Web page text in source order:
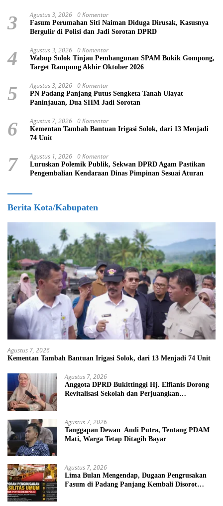
3 Agustus 3, 2026 0 Komentar
Fasum Perumahan Siti Naiman Diduga Dirusak, Kasusnya
Bergulir di Polisi dan Jadi Sorotan DPRD
4 Agustus 3, 2026 0 Komentar
Wabup Solok Tinjau Pembangunan SPAM Bukik Gompong,
Target Rampung Akhir Oktober 2026
5 Agustus 3, 2026 0 Komentar
PN Padang Panjang Putus Sengketa Tanah Ulayat
Paninjauan, Dua SHM Jadi Sorotan
6 Agustus 7, 2026 0 Komentar
Kementan Tambah Bantuan Irigasi Solok, dari 13 Menjadi
74 Unit
7 Agustus 1, 2026 0 Komentar
Luruskan Polemik Publik, Sekwan DPRD Agam Pastikan
Pengembalian Kendaraan Dinas Pimpinan Sesuai Aturan
Berita Kota/Kabupaten
Agustus 7, 2026
Kementan Tambah Bantuan Irigasi Solok, dari 13 Menjadi 74 Unit
Agustus 7, 2026
Anggota DPRD Bukittinggi Hj. Elfianis Dorong
Revitalisasi Sekolah dan Perjuangkan
Agustus 7, 2026
Tanggapan Dewan Andi Putra, Tentang PDAM
Mati, Warga Tetap Ditagih Bayar
Agustus 7, 2026
Lima Bulan Mengendap, Dugaan Pengrusakan
Fasum di Padang Panjang Kembali Disorot